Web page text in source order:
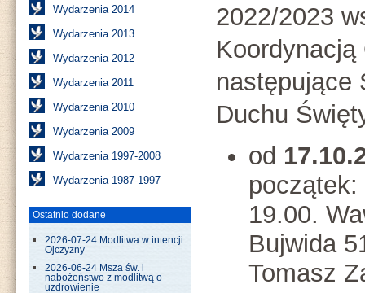
Wydarzenia 2014
Wydarzenia 2013
Wydarzenia 2012
Wydarzenia 2011
Wydarzenia 2010
Wydarzenia 2009
Wydarzenia 1997-2008
Wydarzenia 1987-1997
Ostatnio dodane
2026-07-24 Modlitwa w intencji
Ojczyzny
2026-06-24 Msza św. i
nabożeństwo z modlitwą o
uzdrowienie
2022/2023
Koordynacją
następujące
Duchu
od
19.00.
Bujwida
Tomasz